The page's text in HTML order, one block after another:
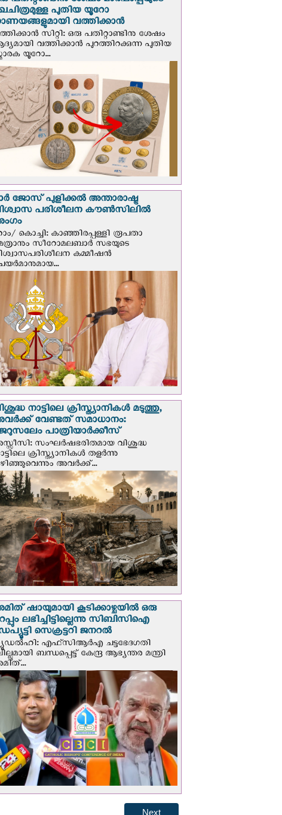
പുതിയ യൂറോ
വത്തിക്കാന്‍
സിറ്റി: ഒരു പതിറ്റാണ്ടിനു ശേഷം
വത്തിക്കാൻ പുറത്തിറക്കുന്ന പുതിയ
യൂറോ...
ജോസ് പുളിക്കൽ അന്താരാഷ്ട്ര
പരിശീലന കൗൺസിലിൽ
കൊച്ചി: കാഞ്ഞിരപ്പള്ളി രൂപതാ
സീറോമലബാർ സഭയുടെ
കമ്മീഷൻ
നാട്ടിലെ ക്രിസ്ത്യാനികൾ മടുത്തു,
വേണ്ടത് സമാധാനം:
പാത്രിയാര്‍ക്കീസ്
സംഘര്‍ഷഭരിതമായ വിശുദ്ധ
ക്രിസ്ത്യാനികൾ തളര്‍ന്നു
അവർക്ക്...
ഷായുമായി കൂടിക്കാഴ്ചയില്‍ ഒരു
ലഭിച്ചിട്ടില്ലെന്നു സിബിസിഐ
സെക്രട്ടറി ജനറല്‍
എഫ്‌സിആര്‍എ ചട്ടഭേദഗതി
ബന്ധപ്പെട്ട് കേന്ദ്ര ആഭ്യന്തര മന്ത്രി
Next